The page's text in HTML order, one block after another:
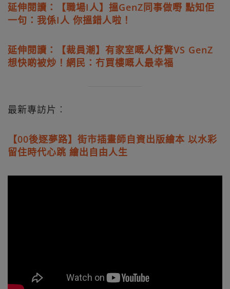
延伸閱讀：【職場I人】搵GenZ同事做嘢 點知佢
一句：我係I人 你搵錯人啦！
延伸閱讀：【裁員潮】有家室嘅人好驚VS GenZ
想快啲被炒！網民：冇買樓嘅人最幸福
最新專訪片︰
【00後逐夢路】街市插畫師自資出版繪本 以水彩
留住時代心跳 繪出自由人生